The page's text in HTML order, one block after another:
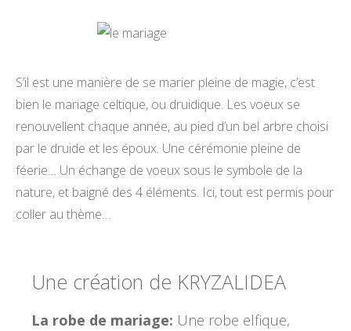
S’il est une manière de se marier pleine de magie, c’est
bien le mariage celtique, ou druidique. Les voeux se
renouvellent chaque année, au pied d’un bel arbre choisi
par le druide et les époux. Une cérémonie pleine de
féerie… Un échange de voeux sous le symbole de la
nature, et baigné des 4 éléments. Ici, tout est permis pour
coller au thème…
Une création de KRYZALIDEA
La robe de mariage: Une robe elfique,